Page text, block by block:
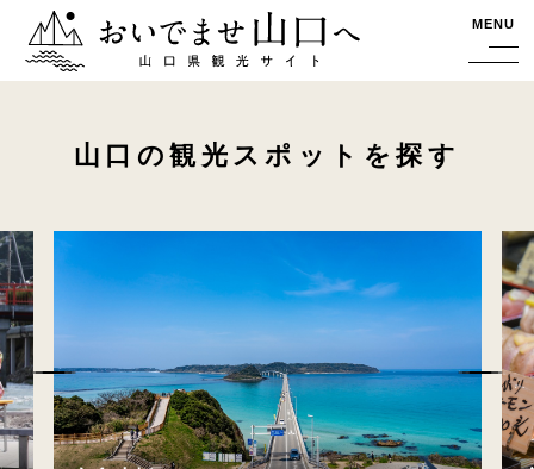
おいでませ山口へー山口県観光サイト MENU
山口の観光スポットを探す